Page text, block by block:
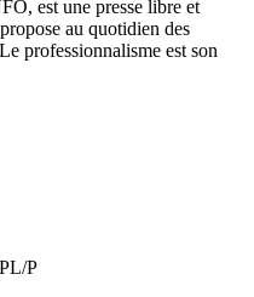
est une presse libre et
au quotidien des
professionnalisme est son
P